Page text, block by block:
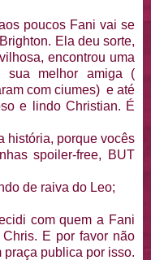
poucos Fani vai se
Ela deu sorte,
encontrou uma
sua melhor amiga (
com ciumes) e até
e lindo Christian. É
história, porque vocês
spoiler-free, BUT
de raiva do Leo;
com quem a Fani
E por favor não
praça publica por isso.